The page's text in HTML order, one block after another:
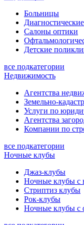
Больницы
Салоны оптики
Детские
все подкатегории
Недвижимость
Агентства
Земельно-
Услуги по
Агентства
Компании по
все подкатегории
Ночные клубы
Джаз-клубы
Ночные клубы с
Стриптиз клубы
Рок-клубы
Ночные клубы с